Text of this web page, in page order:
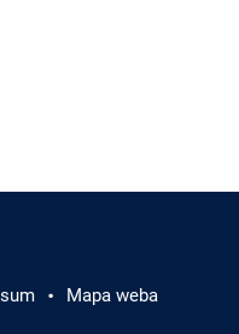
Mapa weba